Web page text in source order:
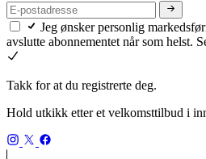
Jeg ønsker personlig
avslutte abonnementet når som helst.
Takk for at du registrerte deg.
Hold utkikk etter et velkomsttilbud i